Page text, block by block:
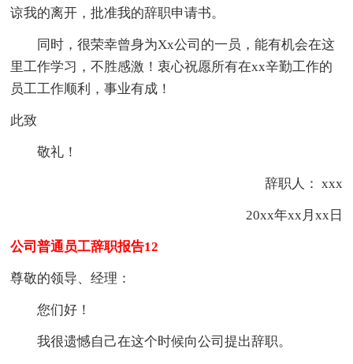
谅我的离开，批准我的辞职申请书。
同时，很荣幸曾身为Xx公司的一员，能有机会在这
里工作学习，不胜感激！衷心祝愿所有在xx辛勤工作的
员工工作顺利，事业有成！
此致
敬礼！
辞职人： xxx
20xx年xx月xx日
公司普通员工辞职报告12
尊敬的领导、经理：
您们好！
我很遗憾自己在这个时候向公司提出辞职。